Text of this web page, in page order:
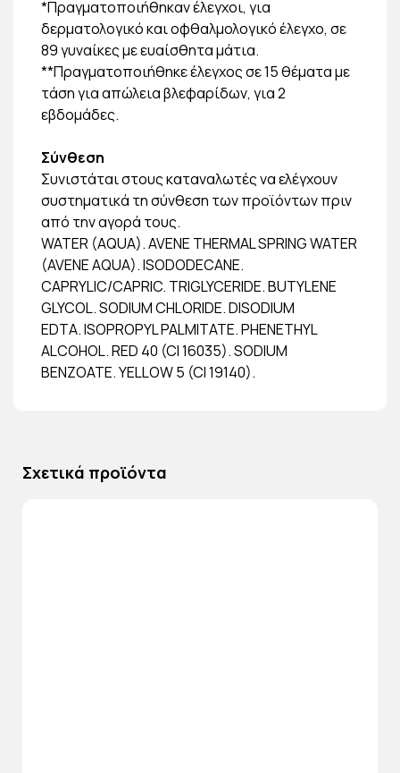
*Πραγματοποιήθηκαν έλεγχοι, για
δερματολογικό και οφθαλμολογικό έλεγχο, σε
89 γυναίκες με ευαίσθητα μάτια.
**Πραγματοποιήθηκε έλεγχος σε 15 θέματα με
τάση για απώλεια βλεφαρίδων, για 2
εβδομάδες.
Σύνθεση
Συνιστάται στους καταναλωτές να ελέγχουν
συστηματικά τη σύνθεση των προϊόντων πριν
από την αγορά τους.
WATER (AQUA). AVENE THERMAL SPRING WATER
(AVENE AQUA). ISODODECANE.
CAPRYLIC/CAPRIC. TRIGLYCERIDE. BUTYLENE
GLYCOL. SODIUM CHLORIDE. DISODIUM
EDTA. ISOPROPYL PALMITATE. PHENETHYL
ALCOHOL. RED 40 (CI 16035). SODIUM
BENZOATE. YELLOW 5 (CI 19140).
Σχετικά προϊόντα